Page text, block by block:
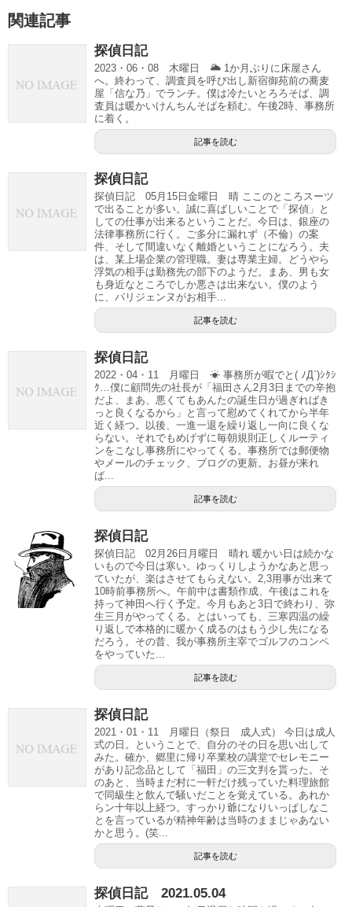
関連記事
探偵日記
2023・06・08 木曜日 🌥 1か月ぶりに床屋さん
へ。終わって、調査員を呼び出し新宿御苑前の蕎麦
屋「信な乃」でランチ。僕は冷たいとろろそば、調
査員は暖かいけんちんそばを頼む。午後2時、事務所
に着く。
記事を読む
探偵日記
探偵日記 05月15日金曜日 晴 ここのところスーツ
で出ることが多い。誠に喜ばしいことで「探偵」と
しての仕事が出来るということだ。今日は、銀座の
法律事務所に行く。ご多分に漏れず（不倫）の案
件、そして間違いなく離婚ということになろう。夫
は、某上場企業の管理職。妻は専業主婦。どうやら
浮気の相手は勤務先の部下のようだ。まあ、男も女
も身近なところでしか悪さは出来ない。僕のよう
に、パリジェンヌがお相手...
記事を読む
探偵日記
2022・04・11 月曜日 ☀ 事務所が暇でと( ﾉД`)ｼｸｼ
ｸ…僕に顧問先の社長が「福田さん2月3日までの辛抱
だよ、まあ、悪くてもあんたの誕生日が過ぎればき
っと良くなるから」と言って慰めてくれてから半年
近く経つ。以後、一進一退を繰り返し一向に良くな
らない。それでもめげずに毎朝規則正しくルーティ
ンをこなし事務所にやってくる。事務所では郵便物
やメールのチェック、ブログの更新。お昼が来れ
ば...
記事を読む
探偵日記
探偵日記 02月26日月曜日 晴れ 暖かい日は続かな
いもので今日は寒い。ゆっくりしようかなあと思っ
ていたが、楽はさせてもらえない。2,3用事が出来て
10時前事務所へ。午前中は書類作成、午後はこれを
持って神田へ行く予定。今月もあと3日で終わり、弥
生三月がやってくる。とはいっても、三寒四温の繰
り返しで本格的に暖かく成るのはもう少し先になる
だろう。その昔、我が事務所主宰でゴルフのコンペ
をやっていた...
記事を読む
探偵日記
2021・01・11 月曜日（祭日 成人式） 今日は成人
式の日。ということで、自分のその日を思い出して
みた。確か、郷里に帰り卒業校の講堂でセレモニー
があり記念品として「福田」の三文判を貰った。そ
のあと、当時まだ村に一軒だけ残っていた料理旅館
で同級生と飲んで騒いだことを覚えている。あれか
らン十年以上経つ。すっかり爺になりいっぱしなこ
とを言っているが精神年齢は当時のままじゃあない
かと思う。(笑...
記事を読む
探偵日記 2021.05.04